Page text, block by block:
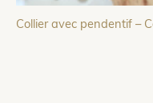
Collier avec pendentif –